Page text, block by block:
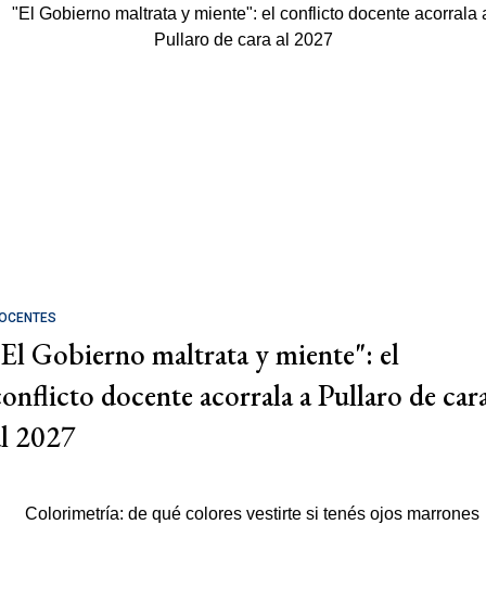
Gobierno maltrata y miente": el
docente acorrala a Pullaro de
2027